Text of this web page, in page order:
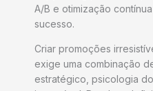
A/B e otimização
sucesso.
Criar promoções
exige uma combinação
estratégico, psicologia